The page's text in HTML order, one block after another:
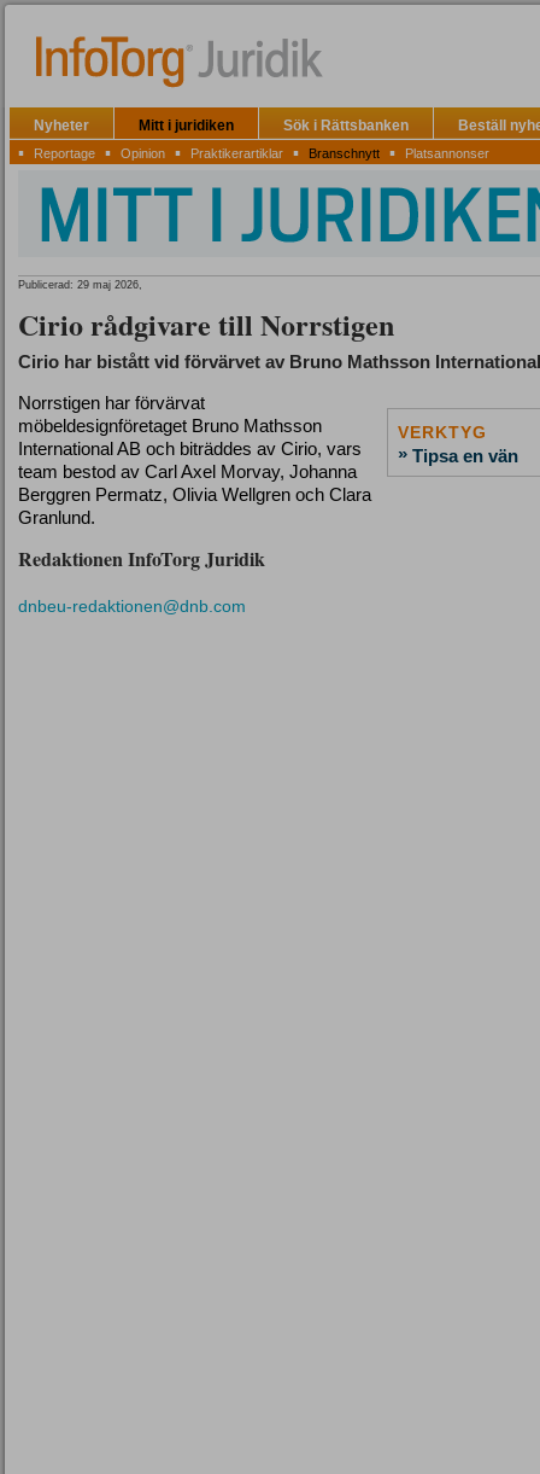
Nyheter Mitt i juridiken Sök i Rättsbanken Beställ
▪ Reportage ▪ Opinion ▪ Praktikerartiklar ▪ Branschnytt ▪ Platsannonser
Publicerad: 29 maj 2026,
Cirio rådgivare till Norrstigen
Cirio har bistått vid förvärvet av Bruno Mathsson
VERKTYG
» Tipsa en vän
Norrstigen har förvärvat
möbeldesignföretaget Bruno Mathsson
International AB och biträddes av Cirio, vars
team bestod av Carl Axel Morvay, Johanna
Berggren Permatz, Olivia Wellgren och Clara
Granlund.
Redaktionen InfoTorg Juridik
dnbeu-redaktionen@dnb.com